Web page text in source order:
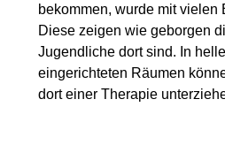
bekommen, wurde mit vielen
Diese zeigen wie geborgen
Jugendliche dort sind. In
eingerichteten Räumen
dort einer Therapie